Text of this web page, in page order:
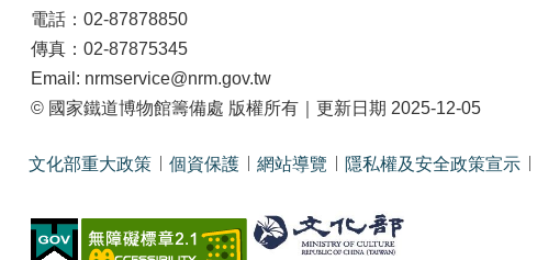
電話：02-87878850
傳真：02-87875345
Email: nrmservice@nrm.gov.tw
© 國家鐵道博物館籌備處 版權所有｜更新日期 2025-12-05
文化部重大政策 個資保護 網站導覽 隱私權及安全政策宣示